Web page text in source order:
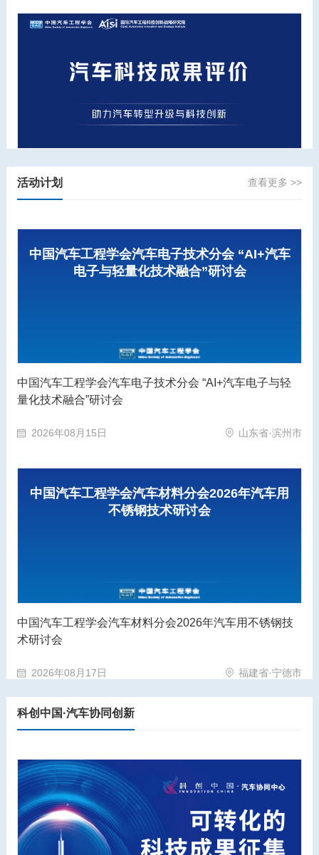
活动计划 查看更多 >>
中国汽车工程学会汽车电子技术分会 “AI+汽车
电子与轻量化技术融合”研讨会
中国汽车工程学会汽车电子技术分会 “AI+汽车电子与轻
量化技术融合”研讨会
2026年08月15日 山东省·滨州市
中国汽车工程学会汽车材料分会2026年汽车用
不锈钢技术研讨会
中国汽车工程学会汽车材料分会2026年汽车用不锈钢技
术研讨会
2026年08月17日 福建省·宁德市
科创中国·汽车协同创新